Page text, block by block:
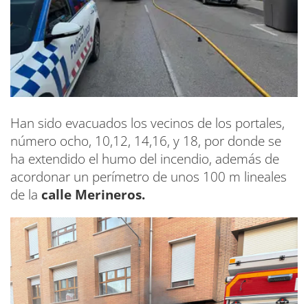
Han sido evacuados los vecinos de los portales,
número ocho, 10,12, 14,16, y 18, por donde se
ha extendido el humo del incendio, además de
acordonar un perímetro de unos 100 m lineales
de la calle Merineros.